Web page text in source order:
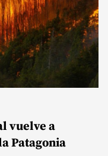
vuelve a
Patagonia